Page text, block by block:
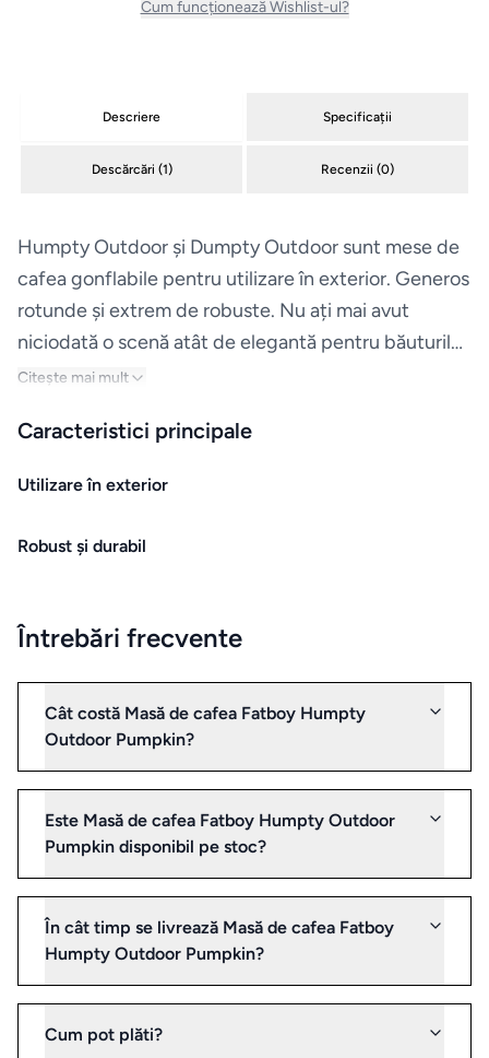
Aparate
de
calcat
termice
vidare
Oale
și
tigăi
Depozitare
organizare
dulapuri
Curățenie
și spălat
de
Cum funcționează Wishlist-ul?
Descriere Specificații
Descărcări (1) Recenzii (0)
Humpty Outdoor și Dumpty Outdoor sunt mese de
cafea gonflabile pentru utilizare în exterior. Generos
rotunde și extrem de robuste. Nu ați mai avut
niciodată o scenă atât de elegantă pentru băuturile
dvs. Blatul robust din oțel ține totul ordonat la locul
mașina de spălat. Și pentru că Humpty Outdoor și
Citește mai mult
Caracteristici principale
Utilizare în exterior
Robust și durabil
Întrebări frecvente
Cât costă Masă de cafea Fatboy Humpty
Outdoor Pumpkin?
Este Masă de cafea Fatboy Humpty Outdoor
Pumpkin disponibil pe stoc?
În cât timp se livrează Masă de cafea Fatboy
Humpty Outdoor Pumpkin?
Cum pot plăti?